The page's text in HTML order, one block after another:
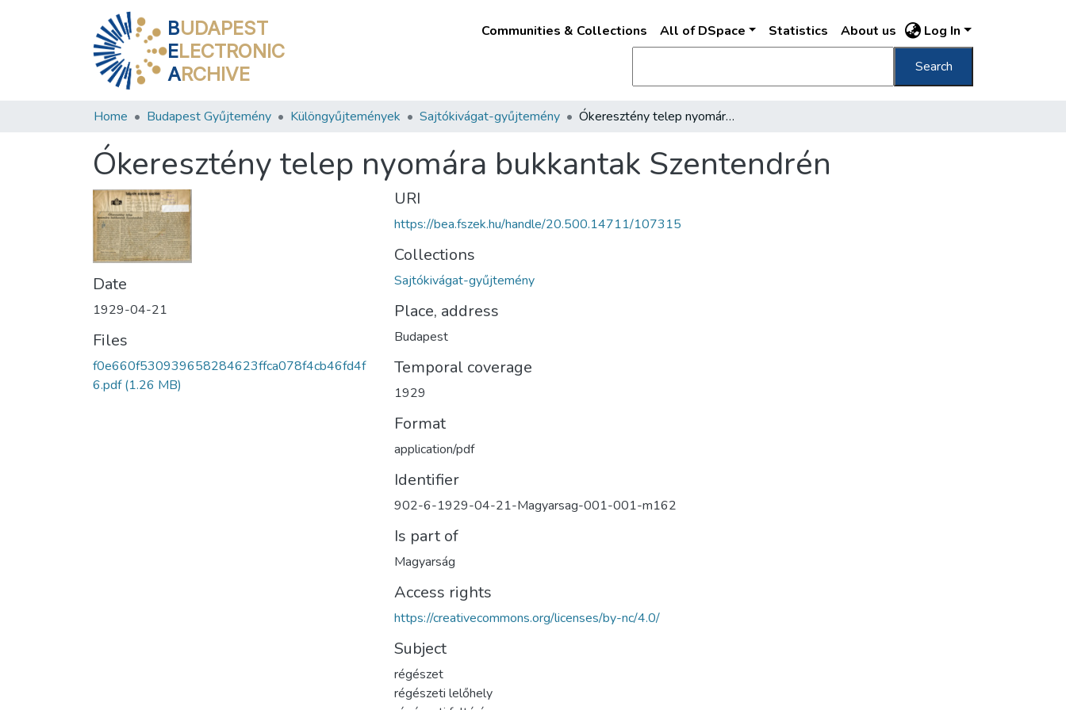
BUDAPEST
ELECTRONIC
ARCHIVE
Communities & Collections All of DSpace Statistics About us Log In
Search
Home Budapest Gyűjtemény Különgyűjtemények Sajtókivágat-gyűjtemény Ókeresztény telep nyomára bukkantak Szentendrén
Ókeresztény telep nyomára bukkantak Szentendrén
Date
1929-04-21
Files
f0e660f530939658284623ffca078f4cb46fd4f
6.pdf(1.26 MB)
URI
https://bea.fszek.hu/handle/20.500.14711/107315
Collections
Sajtókivágat-gyűjtemény
Place, address
Budapest
Temporal coverage
1929
Format
application/pdf
Identifier
902-6-1929-04-21-Magyarsag-001-001-m162
Is part of
Magyarság
Access rights
https://creativecommons.org/licenses/by-nc/4.0/
Subject
régészet
régészeti lelőhely